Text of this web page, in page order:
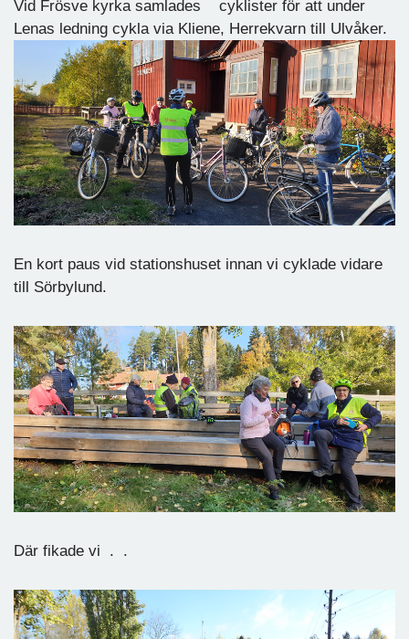
Vid Frösve kyrka samlades cyklister för att under
Lenas ledning cykla via Kliene, Herrekvarn till Ulvåker.
En kort paus vid stationshuset innan vi cyklade vidare
till Sörbylund.
Där fikade vi . .